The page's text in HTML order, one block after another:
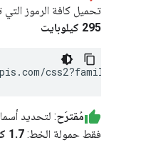
تحميل كافة الرموز التي تزيد عن 3800
295 كيلوبايت
مُقترَح: لتحديد
فقط حمولة الخط: 1.7 كيلوبايت